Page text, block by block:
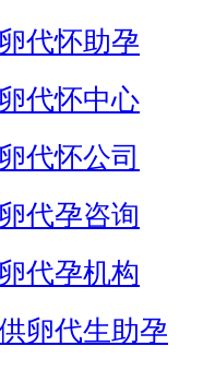
代怀助孕
代怀中心
代怀公司
代孕咨询
代孕机构
卵代生助孕